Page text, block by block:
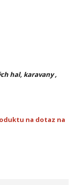
hal, karavany ,
na dotaz na